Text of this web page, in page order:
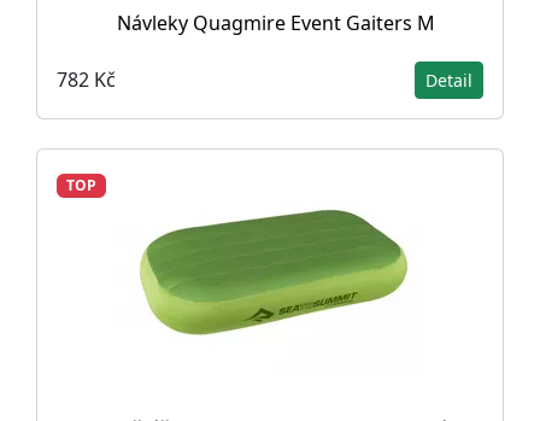
Návleky Quagmire Event Gaiters M
782 Kč Detail
TOP